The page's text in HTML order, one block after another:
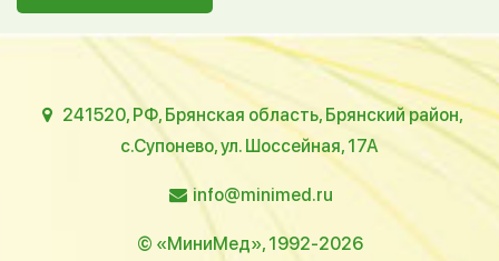
241520, РФ, Брянская область, Брянский район,
с.Супонево, ул. Шоссейная, 17А
info@minimed.ru
© «МиниМед», 1992-2026